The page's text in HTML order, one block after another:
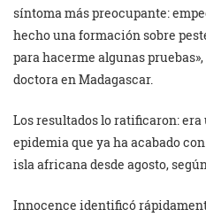
síntoma más preocupante:
hecho una formación sobre
para hacerme algunas
doctora en Madagascar.
Los resultados lo ratificaron:
epidemia que ya ha acabado
isla africana desde agosto,
Innocence identificó